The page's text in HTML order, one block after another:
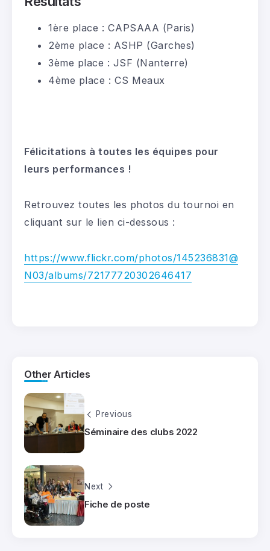
1ère place : CAPSAAA (Paris)
2ème place : ASHP (Garches)
3ème place : JSF (Nanterre)
4ème place : CS Meaux
Félicitations à toutes les équipes pour
leurs performances !
Retrouvez toutes les photos du tournoi en
cliquant sur le lien ci-dessous :
https://www.flickr.com/photos/145236831@
N03/albums/72177720302646417
Other Articles
Previous
Séminaire des clubs 2022
Next
Fiche de poste